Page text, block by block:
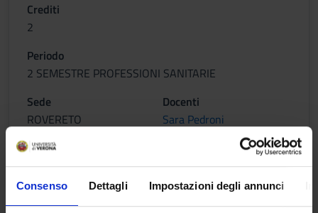
Consenso Dettagli Impostazioni degli annunci
Crediti
2
Periodo
2 SEMESTRE PROFESSIONI SANITARIE
Sede
ROVERETO
Docenti
Sara Pedroni
Orario Lezioni